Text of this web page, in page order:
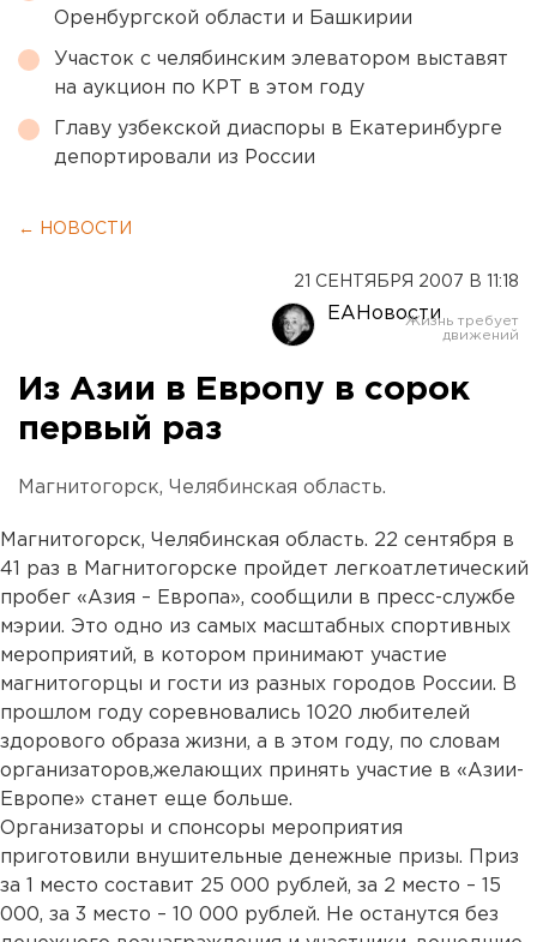
Оренбургской области и Башкирии
Участок с челябинским элеватором выставят
на аукцион по КРТ в этом году
Главу узбекской диаспоры в Екатеринбурге
депортировали из России
← НОВОСТИ
21 СЕНТЯБРЯ 2007 В 11:18
ЕАНовости
Из Азии в Европу в сорок
первый раз
Магнитогорск, Челябинская область.
Магнитогорск, Челябинская область. 22 сентября в
41 раз в Магнитогорске пройдет легкоатлетический
пробег «Азия – Европа», сообщили в пресс-службе
мэрии. Это одно из самых масштабных спортивных
мероприятий, в котором принимают участие
магнитогорцы и гости из разных городов России. В
прошлом году соревновались 1020 любителей
здорового образа жизни, а в этом году, по словам
организаторов,желающих принять участие в «Азии-
Европе» станет еще больше.
Организаторы и спонсоры мероприятия
приготовили внушительные денежные призы. Приз
за 1 место составит 25 000 рублей, за 2 место – 15
000, за 3 место – 10 000 рублей. Не останутся без